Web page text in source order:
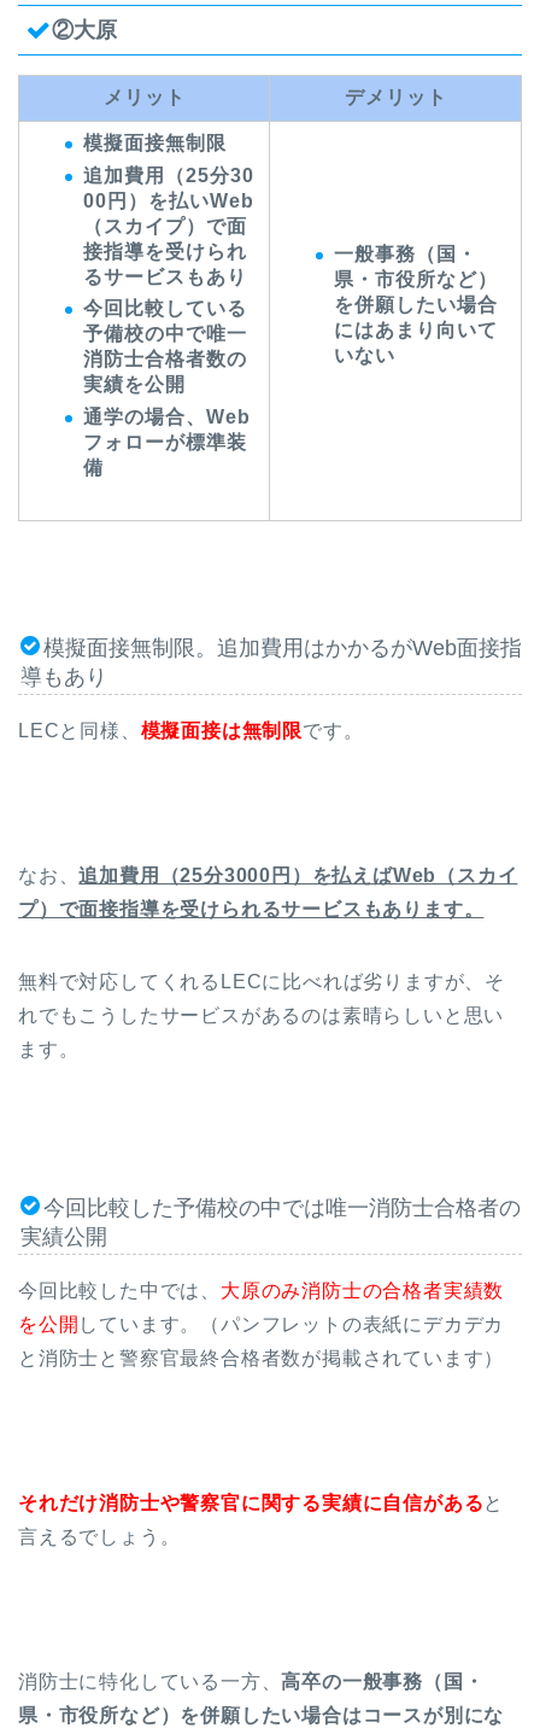
②大原
メリット デメリット
模擬面接無制限
追加費用（25分30
00円）を払いWeb
（スカイプ）で面
接指導を受けられ
るサービスもあり
今回比較している
予備校の中で唯一
消防士合格者数の
実績を公開
通学の場合、Web
フォローが標準装
備
一般事務（国・
県・市役所など）
を併願したい場合
にはあまり向いて
いない
模擬面接無制限。追加費用はかかるがWeb面接指
導もあり
LECと同様、 模擬面接は無制限です。
なお、追加費用（25分3000円）を払えばWeb（スカイ
プ）で面接指導を受けられるサービスもあります。
無料で対応してくれるLECに比べれば劣りますが、そ
れでもこうしたサービスがあるのは素晴らしいと思い
ます。
今回比較した予備校の中では唯一消防士合格者の
実績公開
今回比較した中では、 大原のみ消防士の合格者実績数
を公開 しています。（パンフレットの表紙にデカデカ
と消防士と警察官最終合格者数が掲載されています）
それだけ消防士や警察官に関する実績に自信がある と
言えるでしょう。
消防士に特化している一方、高卒の一般事務（国・
県・市役所など）を併願したい場合はコースが別にな